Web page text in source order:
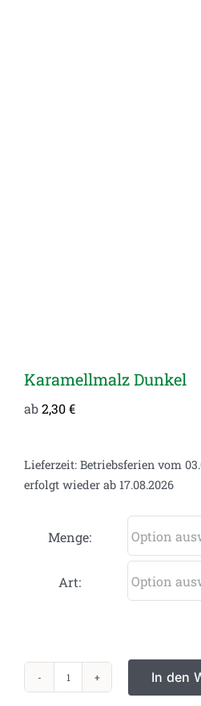
Karamellmalz Dunkel
ab2,30€
Lieferzeit: Betriebsferien vom
erfolgt wieder ab 17.08.2026
Menge:
Art:
Karamellmalz
In den